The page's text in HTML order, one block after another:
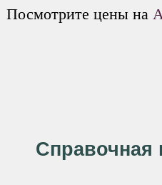
Посмотрите цены на